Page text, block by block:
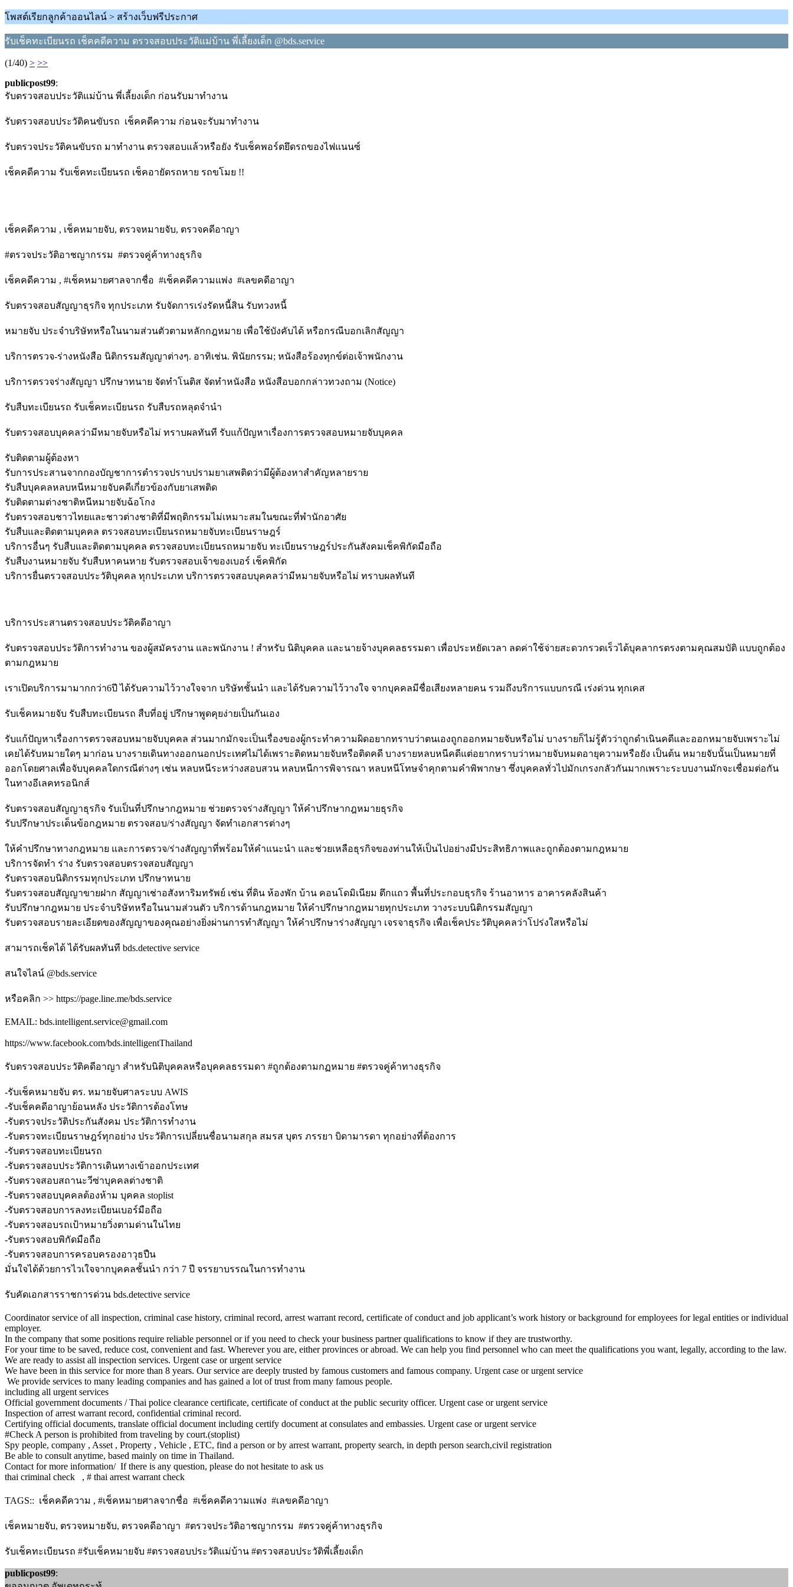
โพสต์เรียกลูกค้าออนไลน์ > สร้างเว็บฟรีประกาศ
รับเช็คทะเบียนรถ เช็คคดีความ ตรวจสอบประวัติแม่บ้าน พี่เลี้ยงเด็ก @bds.service
(1/40) > >>
publicpost99:
รับตรวจสอบประวัติแม่บ้าน พี่เลี้ยงเด็ก ก่อนรับมาทำงาน
รับตรวจสอบประวัติคนขับรถ เช็คคดีความ ก่อนจะรับมาทำงาน
รับตรวจประวัติคนขับรถ มาทำงาน ตรวจสอบแล้วหรือยัง รับเช็คพอร์ตยึดรถของไฟแนนซ์
เช็คคดีความ รับเช็คทะเบียนรถ เช็คอายัดรถหาย รถขโมย !!
เช็คคดีความ , เช็คหมายจับ, ตรวจหมายจับ, ตรวจคดีอาญา
#ตรวจประวัติอาชญากรรม #ตรวจคู่ค้าทางธุรกิจ
เช็คคดีความ , #เช็คหมายศาลจากชื่อ #เช็คคดีความแพ่ง #เลขคดีอาญา
รับตรวจสอบสัญญาธุรกิจ ทุกประเภท รับจัดการเร่งรัดหนี้สิน รับทวงหนี้
หมายจับ ประจำบริษัทหรือในนามส่วนตัวตามหลักกฎหมาย เพื่อใช้บังคับได้ หรือกรณีบอกเลิกสัญญา
บริการตรวจ-ร่างหนังสือ นิติกรรมสัญญาต่างๆ. อาทิเช่น. พินัยกรรม; หนังสือร้องทุกข์ต่อเจ้าพนักงาน
บริการตรวจร่างสัญญา ปรึกษาทนาย จัดทำโนติส จัดทำหนังสือ หนังสือบอกกล่าวทวงถาม (Notice)
รับสืบทะเบียนรถ รับเช็คทะเบียนรถ รับสืบรถหลุดจำนำ
รับตรวจสอบบุคคลว่ามีหมายจับหรือไม่ ทราบผลทันที รับแก้ปัญหาเรื่องการตรวจสอบหมายจับบุคคล
รับติดตามผู้ต้องหา
รับการประสานจากกองบัญชาการตำรวจปราบปรามยาเสพติดว่ามีผู้ต้องหาสำคัญหลายราย
รับสืบบุคคลหลบหนีหมายจับคดีเกี่ยวข้องกับยาเสพติด
รับติดตามต่างชาติหนีหมายจับฉ้อโกง
รับตรวจสอบชาวไทยและชาวต่างชาติที่มีพฤติกรรมไม่เหมาะสมในขณะที่พำนักอาศัย
รับสืบและติดตามบุคคล ตรวจสอบทะเบียนรถหมายจับทะเบียนราษฎร์
บริการอื่นๆ รับสืบและติดตามบุคคล ตรวจสอบทะเบียนรถหมายจับ ทะเบียนราษฎร์ประกันสังคมเช็คพิกัดมือถือ
รับสืบงานหมายจับ รับสืบหาคนหาย รับตรวจสอบเจ้าของเบอร์ เช็คพิกัด
บริการยื่นตรวจสอบประวัติบุคคล ทุกประเภท บริการตรวจสอบบุคคลว่ามีหมายจับหรือไม่ ทราบผลทันที
บริการประสานตรวจสอบประวัติคดีอาญา
รับตรวจสอบประวัติการทํางาน ของผู้สมัครงาน และพนักงาน ! สําหรับ นิติบุคคล และนายจ้างบุคคลธรรมดา เพื่อประหยัดเวลา ลดค่าใช้จ่ายสะดวกรวดเร็วได้บุคลากรตรงตามคุณสมบัติ แบบถูกต้อง
ตามกฎหมาย
เราเปิดบริการมามากกว่า6ปี ได้รับความไว้วางใจจาก บริษัทชั้นนำ และได้รับความไว้วางใจ จากบุคคลมีชื่อเสียงหลายคน รวมถึงบริการแบบกรณี เร่งด่วน ทุกเคส
รับเช็คหมายจับ รับสืบทะเบียนรถ สืบที่อยู่ ปรึกษาพูดคุยง่ายเป็นกันเอง
รับแก้ปัญหาเรื่องการตรวจสอบหมายจับบุคคล ส่วนมากมักจะเป็นเรื่องของผู้กระทำความผิดอยากทราบว่าตนเองถูกออกหมายจับหรือไม่ บางรายก็ไม่รู้ตัวว่าถูกดำเนินคดีและออกหมายจับเพราะไม่
เคยได้รับหมายใดๆ มาก่อน บางรายเดินทางออกนอกประเทศไม่ได้เพราะติดหมายจับหรือติดคดี บางรายหลบหนีคดีแต่อยากทราบว่าหมายจับหมดอายุความหรือยัง เป็นต้น หมายจับนั้นเป็นหมายที่
ออกโดยศาลเพื่อจับบุคคลใดกรณีต่างๆ เช่น หลบหนีระหว่างสอบสวน หลบหนีการพิจารณา หลบหนีโทษจำคุกตามคำพิพากษา ซึ่งบุคคลทั่วไปมักเกรงกลัวกันมากเพราะระบบงานมักจะเชื่อมต่อกัน
ในทางอีเลคทรอนิกส์
รับตรวจสอบสัญญาธุรกิจ รับเป็นที่ปรึกษากฎหมาย ช่วยตรวจร่างสัญญา ให้คำปรึกษากฎหมายธุรกิจ
รับปรึกษาประเด็นข้อกฎหมาย ตรวจสอบ/ร่างสัญญา จัดทำเอกสารต่างๆ
ให้คำปรึกษาทางกฎหมาย และการตรวจ/ร่างสัญญาที่พร้อมให้คำแนะนำ และช่วยเหลือธุรกิจของท่านให้เป็นไปอย่างมีประสิทธิภาพและถูกต้องตามกฎหมาย
บริการจัดทำ ร่าง รับตรวจสอบตรวจสอบสัญญา
รับตรวจสอบนิติกรรมทุกประเภท ปรึกษาทนาย
รับตรวจสอบสัญญาขายฝาก สัญญาเช่าอสังหาริมทรัพย์ เช่น ที่ดิน ห้องพัก บ้าน คอนโดมิเนียม ตึกแถว พื้นที่ประกอบธุรกิจ ร้านอาหาร อาคารคลังสินค้า
รับปรึกษากฎหมาย ประจำบริษัทหรือในนามส่วนตัว บริการด้านกฎหมาย ให้คำปรึกษากฎหมายทุกประเภท วางระบบนิติกรรมสัญญา
รับตรวจสอบรายละเอียดของสัญญาของคุณอย่างยิ่งผ่านการทำสัญญา ให้คำปรึกษาร่างสัญญา เจรจาธุรกิจ เพื่อเช็คประวัติบุคคลว่าโปร่งใสหรือไม่
สามารถเช็คได้ ได้รับผลทันที bds.detective service
สนใจไลน์ @bds.service
หรือคลิก >> https://page.line.me/bds.service
EMAIL: bds.intelligent.service@gmail.com
https://www.facebook.com/bds.intelligentThailand
รับตรวจสอบประวัติคดีอาญา สำหรับนิติบุคคลหรือบุคคลธรรมดา #ถูกต้องตามกฏหมาย #ตรวจคู่ค้าทางธุรกิจ
-รับเช็คหมายจับ ตร. หมายจับศาลระบบ AWIS
-รับเช็คคดีอาญาย้อนหลัง ประวัติการต้องโทษ
-รับตรวจประวัติประกันสังคม ประวัติการทำงาน
-รับตรวจทะเบียนราษฎร์ทุกอย่าง ประวัติการเปลี่ยนชื่อนามสกุล สมรส บุตร ภรรยา บิดามารดา ทุกอย่างที่ต้องการ
-รับตรวจสอบทะเบียนรถ
-รับตรวจสอบประวัติการเดินทางเข้าออกประเทศ
-รับตรวจสอบสถานะวีซ่าบุคคลต่างชาติ
-รับตรวจสอบบุคคลต้องห้าม บุคคล stoplist
-รับตรวจสอบการลงทะเบียนเบอร์มือถือ
-รับตรวจสอบรถเป้าหมายวิ่งตามด่านในไทย
-รับตรวจสอบพิกัดมือถือ
-รับตรวจสอบการครอบครองอาวุธปืน
มั่นใจได้ด้วยการไวเใจจากบุคคลชั้นนำ กว่า 7 ปี จรรยาบรรณในการทำงาน
รับคัดเอกสารราชการด่วน bds.detective service
Coordinator service of all inspection, criminal case history, criminal record, arrest warrant record, certificate of conduct and job applicant’s work history or background for employees for legal entities or individual
employer.
In the company that some positions require reliable personnel or if you need to check your business partner qualifications to know if they are trustworthy.
For your time to be saved, reduce cost, convenient and fast. Wherever you are, either provinces or abroad. We can help you find personnel who can meet the qualifications you want, legally, according to the law.
We are ready to assist all inspection services. Urgent case or urgent service
We have been in this service for more than 8 years. Our service are deeply trusted by famous customers and famous company. Urgent case or urgent service
We provide services to many leading companies and has gained a lot of trust from many famous people.
including all urgent services
Official government documents / Thai police clearance certificate, certificate of conduct at the public security officer. Urgent case or urgent service
Inspection of arrest warrant record, confidential criminal record.
Certifying official documents, translate official document including certify document at consulates and embassies. Urgent case or urgent service
#Check A person is prohibited from traveling by court.(stoplist)
Spy people, company , Asset , Property , Vehicle , ETC, find a person or by arrest warrant, property search, in depth person search,civil registration
Be able to consult anytime, based mainly on time in Thailand.
Contact for more information/ If there is any question, please do not hesitate to ask us
thai criminal check , # thai arrest warrant check
TAGS:: เช็คคดีความ , #เช็คหมายศาลจากชื่อ #เช็คคดีความแพ่ง #เลขคดีอาญา
เช็คหมายจับ, ตรวจหมายจับ, ตรวจคดีอาญา #ตรวจประวัติอาชญากรรม #ตรวจคู่ค้าทางธุรกิจ
รับเช็คทะเบียนรถ #รับเช็คหมายจับ #ตรวจสอบประวัติแม่บ้าน #ตรวจสอบประวัติพี่เลี้ยงเด็ก
publicpost99: